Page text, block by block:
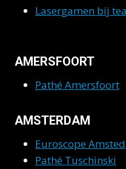
Lasergamen bij
AMERSFOORT
Pathé Amersfoort
AMSTERDAM
Euroscope
Pathé Tuschinski